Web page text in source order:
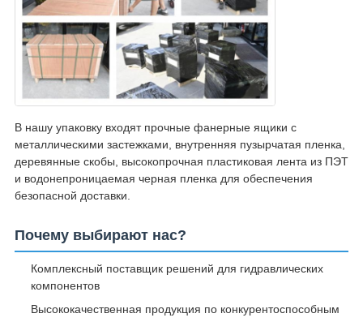
В нашу упаковку входят прочные фанерные ящики с
металлическими застежками, внутренняя пузырчатая пленка,
деревянные скобы, высокопрочная пластиковая лента из ПЭТ
и водонепроницаемая черная пленка для обеспечения
безопасной доставки.
Почему выбирают нас?
Комплексный поставщик решений для гидравлических
компонентов
Высококачественная продукция по конкурентоспособным